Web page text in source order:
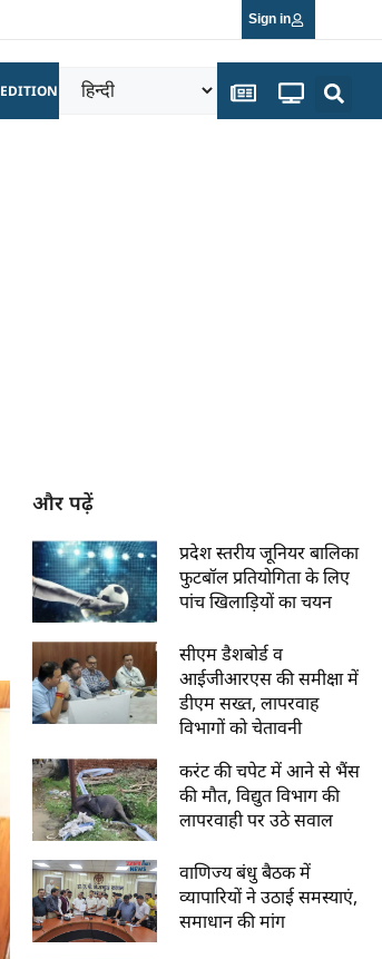
Sign in
EDITION
और पढ़ें
प्रदेश स्तरीय जूनियर बालिका
फुटबॉल प्रतियोगिता के लिए
पांच खिलाड़ियों का चयन
सीएम डैशबोर्ड व
आईजीआरएस की समीक्षा में
डीएम सख्त, लापरवाह
विभागों को चेतावनी
करंट की चपेट में आने से भैंस
की मौत, विद्युत विभाग की
लापरवाही पर उठे सवाल
वाणिज्य बंधु बैठक में
व्यापारियों ने उठाई समस्याएं,
समाधान की मांग